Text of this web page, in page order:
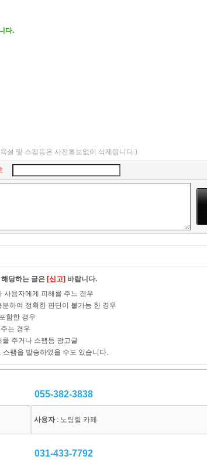
다.
설 및 스팸등은 사전통보없이 삭제됩니다.)
당하는 글은 [신고] 바랍니다.
사용자에게 피해를 주느 경우
하여 정확한 판단이 불가능 한 경우
함한 경우
는 경우
주거나 스팸등 광고글
팸을 발송하였을 수도 있습니다.
055-382-3838
사용자: 노팅힐 카페
031-433-7792